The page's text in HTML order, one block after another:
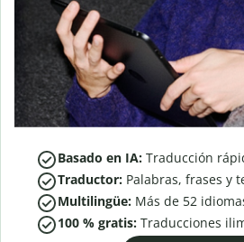
Basado en IA: Traducción
Traductor: Palabras, frases y
Multilingüe: Más de 52
100 % gratis: Traducciones